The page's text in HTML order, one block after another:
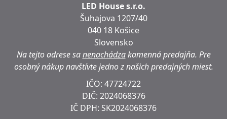
LED House s.r.o.
Šuhajova 1207/40
040 18 Košice
Slovensko
Na tejto adrese sanenachádzakamenná predajňa. Pre
osobný nákup navštívte jedno z našich predajných miest.
IČO: 47724722
DIČ: 2024068376
IČ DPH: SK2024068376